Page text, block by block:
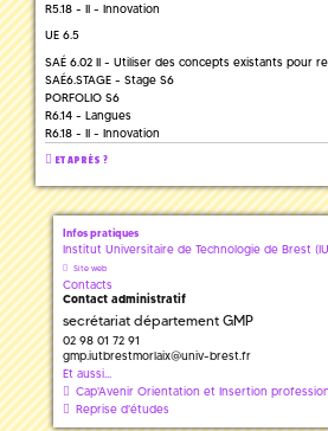
R5.18 - II - Innovation
UE 6.5
SAÉ 6.02 II - Utiliser des concepts existants pour
SAÉ6.STAGE - Stage S6
PORFOLIO S6
R6.14 - Langues
R6.18 - II - Innovation
ET APRÈS ?
Infos pratiques
Institut Universitaire de Technologie de Brest
Site web
Contacts
Contact administratif
secrétariat département GMP
02 98 01 72 91
gmp.iutbrestmorlaix@univ-brest.fr
Et aussi...
Cap'Avenir Orientation et Insertion
Reprise d'études